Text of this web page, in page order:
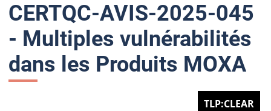
e
u
CERTQC-AVIS-2025-045
- Multiples vulnérabilités
dans les Produits MOXA
TLP:CLEAR